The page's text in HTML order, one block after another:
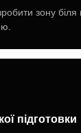
зону біля
підготовки